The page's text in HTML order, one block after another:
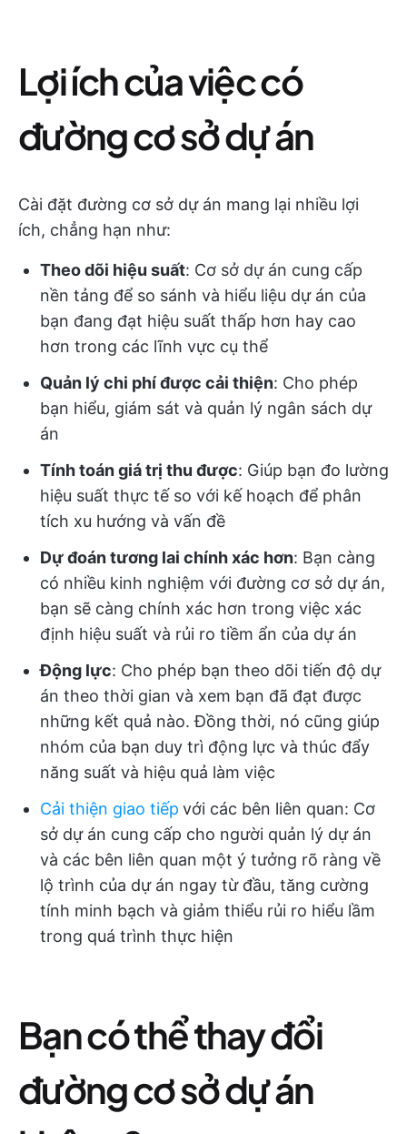
Lợi ích của việc có
đường cơ sở dự án
Cài đặt đường cơ sở dự án mang lại nhiều lợi
ích, chẳng hạn như:
Theo dõi hiệu suất: Cơ sở dự án cung cấp
nền tảng để so sánh và hiểu liệu dự án của
bạn đang đạt hiệu suất thấp hơn hay cao
hơn trong các lĩnh vực cụ thể
Quản lý chi phí được cải thiện: Cho phép
bạn hiểu, giám sát và quản lý ngân sách dự
án
Tính toán giá trị thu được: Giúp bạn đo lường
hiệu suất thực tế so với kế hoạch để phân
tích xu hướng và vấn đề
Dự đoán tương lai chính xác hơn: Bạn càng
có nhiều kinh nghiệm với đường cơ sở dự án,
bạn sẽ càng chính xác hơn trong việc xác
định hiệu suất và rủi ro tiềm ẩn của dự án
Động lực: Cho phép bạn theo dõi tiến độ dự
án theo thời gian và xem bạn đã đạt được
những kết quả nào. Đồng thời, nó cũng giúp
nhóm của bạn duy trì động lực và thúc đẩy
năng suất và hiệu quả làm việc
Cải thiện giao tiếp với các bên liên quan: Cơ
sở dự án cung cấp cho người quản lý dự án
và các bên liên quan một ý tưởng rõ ràng về
lộ trình của dự án ngay từ đầu, tăng cường
tính minh bạch và giảm thiểu rủi ro hiểu lầm
trong quá trình thực hiện
Bạn có thể thay đổi
đường cơ sở dự án